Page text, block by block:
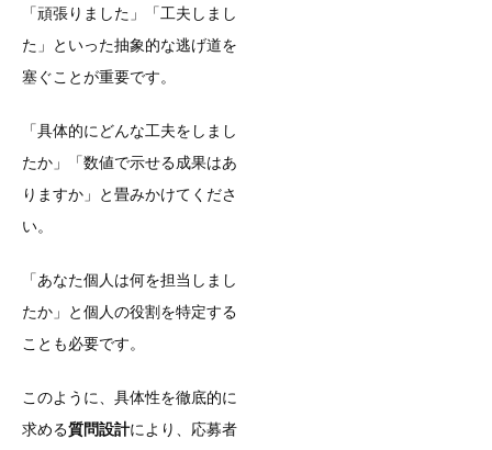
「頑張りました」「工夫しまし
た」といった抽象的な逃げ道を
塞ぐことが重要です。
「具体的にどんな工夫をしまし
たか」「数値で示せる成果はあ
りますか」と畳みかけてくださ
い。
「あなた個人は何を担当しまし
たか」と個人の役割を特定する
ことも必要です。
このように、具体性を徹底的に
求める質問設計により、応募者